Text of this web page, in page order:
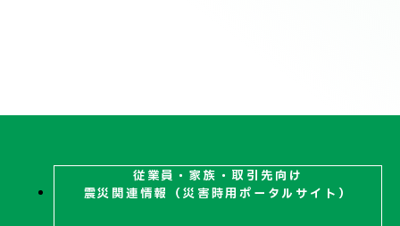
採用情報従業員・家族・取引先向け
震災関連情報（災害時用ポータルサイト）